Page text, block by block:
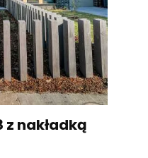
z nakładką